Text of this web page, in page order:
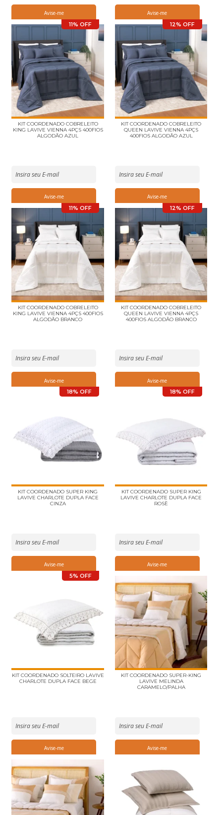
11% OFF
KIT COORDENADO COBRELEITO
KING LAVIVE VIENNA 4PÇS 400FIOS
ALGODÃO AZUL
12% OFF
KIT COORDENADO COBRELEITO
QUEEN LAVIVE VIENNA 4PÇS
400FIOS ALGODÃO AZUL
11% OFF
KIT COORDENADO COBRELEITO
KING LAVIVE VIENNA 4PÇS 400FIOS
ALGODÃO BRANCO
12% OFF
KIT COORDENADO COBRELEITO
QUEEN LAVIVE VIENNA 4PÇS
400FIOS ALGODÃO BRANCO
18% OFF
KIT COORDENADO SUPER KING
LAVIVE CHARLOTE DUPLA FACE
CINZA
18% OFF
KIT COORDENADO SUPER KING
LAVIVE CHARLOTE DUPLA FACE
ROSÈ
5% OFF
KIT COORDENADO SOLTEIRO LAVIVE
CHARLOTE DUPLA FACE BEGE
KIT COORDENADO SUPER-KING
LAVIVE MELINDA
CARAMELO/PALHA